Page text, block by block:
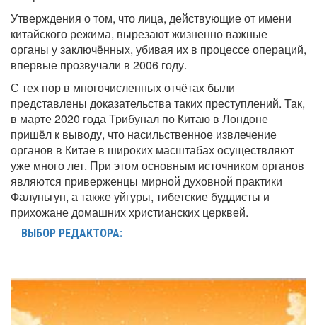
Утверждения о том, что лица, действующие от имени
китайского режима, вырезают жизненно важные
органы у заключённых, убивая их в процессе операций,
впервые прозвучали в 2006 году.
С тех пор в многочисленных отчётах были
представлены доказательства таких преступлений. Так,
в марте 2020 года Трибунал по Китаю в Лондоне
пришёл к выводу, что насильственное извлечение
органов в Китае в широких масштабах осуществляют
уже много лет. При этом основным источником органов
являются приверженцы мирной духовной практики
Фалуньгун, а также уйгуры, тибетские буддисты и
прихожане домашних христианских церквей.
ВЫБОР РЕДАКТОРА: